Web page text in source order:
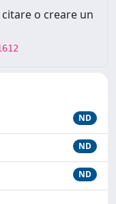
o creare un
ND
ND
ND